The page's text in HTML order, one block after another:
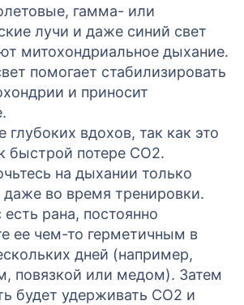
гамма- или
лучи и даже синий свет
митохондриальное дыхание.
помогает стабилизировать
и приносит
глубоких вдохов, так как это
быстрой потере CO2.
на дыхании только
даже во время тренировки.
есть рана, постоянно
ее чем-то герметичным в
дней (например,
повязкой или медом). Затем
будет удерживать CO2 и